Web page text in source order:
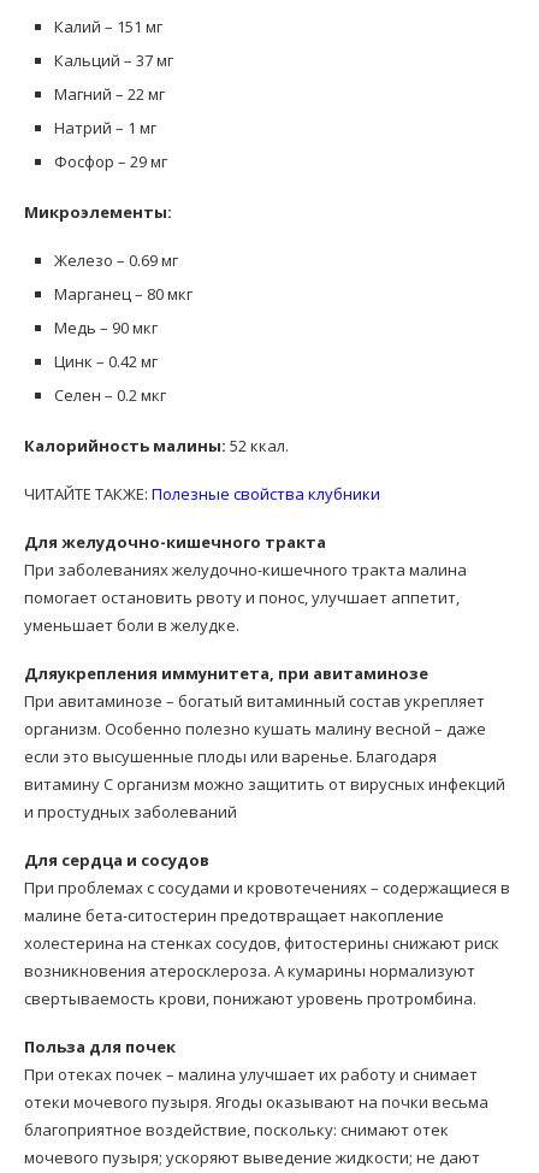
Калий – 151 мг
Кальций – 37 мг
Магний – 22 мг
Натрий – 1 мг
Фосфор – 29 мг
Микроэлементы:
Железо – 0.69 мг
Марганец – 80 мкг
Медь – 90 мкг
Цинк – 0.42 мг
Селен – 0.2 мкг
Калорийность малины: 52 ккал.
ЧИТАЙТЕ ТАКЖЕ: Полезные свойства клубники
Для желудочно-кишечного тракта
При заболеваниях желудочно-кишечного тракта малина
помогает остановить рвоту и понос, улучшает аппетит,
уменьшает боли в желудке.
Дляукрепления иммунитета, при авитаминозе
При авитаминозе – богатый витаминный состав укрепляет
организм. Особенно полезно кушать малину весной – даже
если это высушенные плоды или варенье. Благодаря
витамину С организм можно защитить от вирусных инфекций
и простудных заболеваний
Для сердца и сосудов
При проблемах с сосудами и кровотечениях – содержащиеся в
малине бета-ситостерин предотвращает накопление
холестерина на стенках сосудов, фитостерины снижают риск
возникновения атеросклероза. А кумарины нормализуют
свертываемость крови, понижают уровень протромбина.
Польза для почек
При отеках почек – малина улучшает их работу и снимает
отеки мочевого пузыря. Ягоды оказывают на почки весьма
благоприятное воздействие, поскольку: снимают отек
мочевого пузыря; ускоряют выведение жидкости; не дают